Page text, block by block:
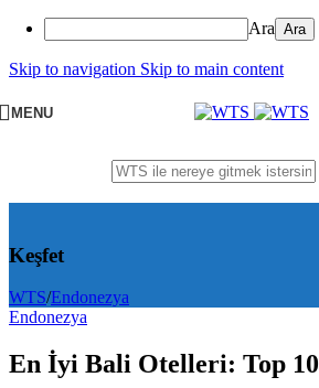
Ara
Skip to navigation Skip to main content
MENU
Keşfet
WTS/Endonezya
Endonezya
En İyi Bali Otelleri: Top 10